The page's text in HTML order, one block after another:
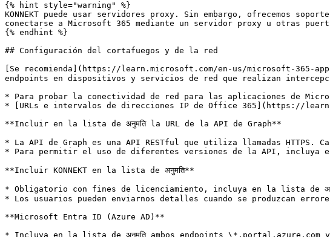
{% hint style="warning" %}
KONNEKT puede usar servidores proxy. Sin embargo, ofrecemos
conectarse a Microsoft 365 mediante un servidor proxy u otras
{% endhint %}
## Configuración del cortafuegos y de la red
[Se recomienda](https://learn.microsoft.com/en-us/microsoft-365-
endpoints en dispositivos y servicios de red que realizan
* Para probar la conectividad de red para las aplicaciones de
* [URLs e intervalos de direcciones IP de Office 365](https://
**Incluir en la lista de अनुमति la URL de la API de Graph**
* La API de Graph es una API RESTful que utiliza llamadas HTTPS.
* Para permitir el uso de diferentes versiones de la API, incluya
**Incluir KONNEKT en la lista de अनुमति**
* Obligatorio con fines de licenciamiento, incluya en la lista de
* Los usuarios pueden enviarnos detalles cuando se produzcan
**Microsoft Entra ID (Azure AD)**
* Incluya en la lista de अनुमति ambos endpoints